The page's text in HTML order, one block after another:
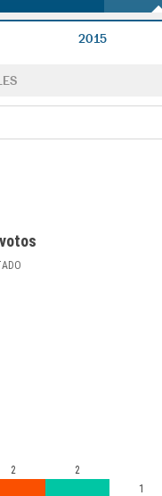
2015
2
2
1